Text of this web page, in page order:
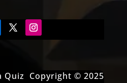
Quiz Copyright © 2025